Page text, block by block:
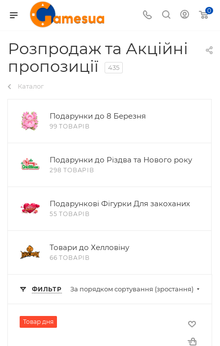
0
Розпродаж та Акційні
пропозиції
435
Каталог
Подарунки до 8 Березня
99 ТОВАРІВ
Подарунки до Різдва та Нового року
298 ТОВАРІВ
Подарункові Фігурки Для закоханих
55 ТОВАРІВ
Товари до Хелловіну
66 ТОВАРІВ
ФИЛЬТР За порядком сортування (зростання)
Товар дня